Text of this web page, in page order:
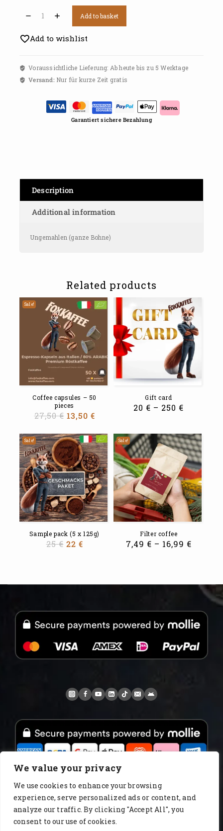
We value your privacy
We use cookies to enhance your browsing
experience, serve personalized ads or content, and
analyze our traffic. By clicking "Accept All", you
consent to our use of cookies.
Add to basket
Add to wishlist
Voraussichtliche Lieferung: Ab heute bis zu 5 Werktage
Versand: Nur für kurze Zeit gratis
Garantiert sichere Bezahlung
Description
Additional information
Ungemahlen (ganze Bohne)
Related products
Sale!
Coffee capsules – 50
pieces
27,50€ 13,50 €
Gift card
20 € – 250 €
Sale!
Sample pack (5 x 125g)
25€ 22 €
Sale!
Filter coffee
7,49 € – 16,99 €
www.AlbertoIT.com 2026 FoxKaffee Kaffeerösterei
About Us Blog catalog